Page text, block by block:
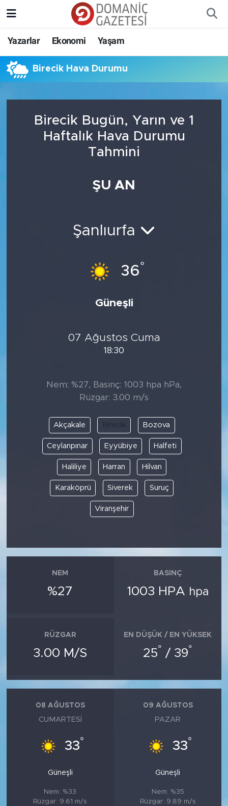
Yazarlar Ekonomi Yaşam
Birecik Hava Durumu
Birecik Bugün, Yarın ve 1
Haftalık Hava Durumu
Tahmini
ŞU AN
Şanlıurfa
36°
Güneşli
07 Ağustos Cuma
18:30
Nem: %27, Basınç: 1003 hpa hPa,
Rüzgar: 3.00 m/s
Akçakale Birecik Bozova
Ceylanpınar Eyyübiye Halfeti
Haliliye Harran Hilvan
Karaköprü Siverek Suruç
Viranşehir
NEM
%27
BASINÇ
1003 HPA hpa
RÜZGAR
3.00 M/S
EN DÜŞÜK / EN YÜKSEK
25° / 39°
08 AĞUSTOS
CUMARTESI
33°
Güneşli
Nem: %33
Rüzgar: 9.61 m/s
09 AĞUSTOS
PAZAR
33°
Güneşli
Nem: %35
Rüzgar: 9.89 m/s